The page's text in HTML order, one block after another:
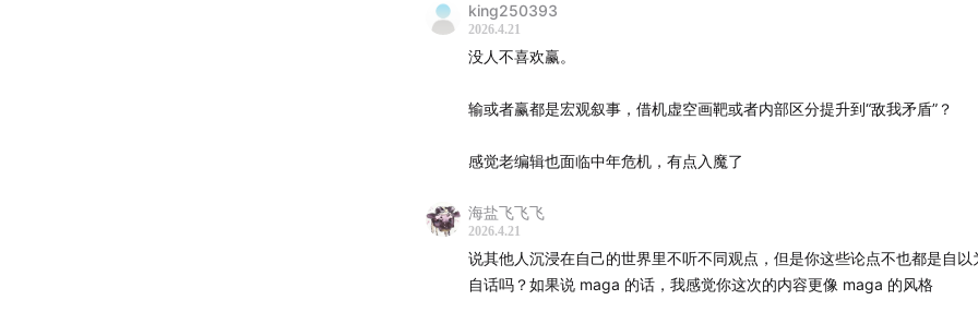
2. 乐观缺乏事实支撑
• 38分钟的内容几乎全是情绪和观点输出，没有任何数据、案例或具体论据
国赢"的判断。评论区有人精准指出："这一期没有内容，只有情绪"
• 批评知识分子脱离群众，但自己作为"中年男性知识分子"在评价女性主义
• 批评平台不包容，自己的言论风格同样是排他性的（"信中国赢的留下，不
4. 对女性主义的讨论失焦
• 用"中年男性自由派假装女权"来回避实质性讨论，然后自己作为男性去定
是"真正的女权"
5. "赌中国输"是个稻草人
king250393
2026.4.21
没人不喜欢赢。
输或者赢都是宏观叙事，借机虚空画靶或者内部区分提升到“敌我矛盾”？
感觉老编辑也面临中年危机，有点入魔了
海盐飞飞飞
2026.4.21
说其他人沉浸在自己的世界里不听不同观点，但是你这些论点不也都是自以
自话吗？如果说 maga 的话，我感觉你这次的内容更像 maga 的风格